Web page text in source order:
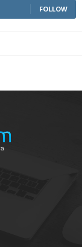
FOLLOW